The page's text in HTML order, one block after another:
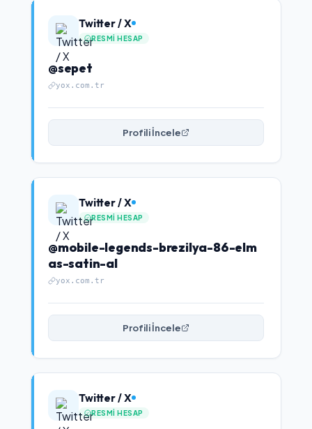
Twitter / X
RESMI HESAP
@sepet
yox.com.tr
Profili İncele
Twitter / X
RESMI HESAP
@mobile-legends-brezilya-86-elm
as-satin-al
yox.com.tr
Profili İncele
Twitter / X
RESMI HESAP